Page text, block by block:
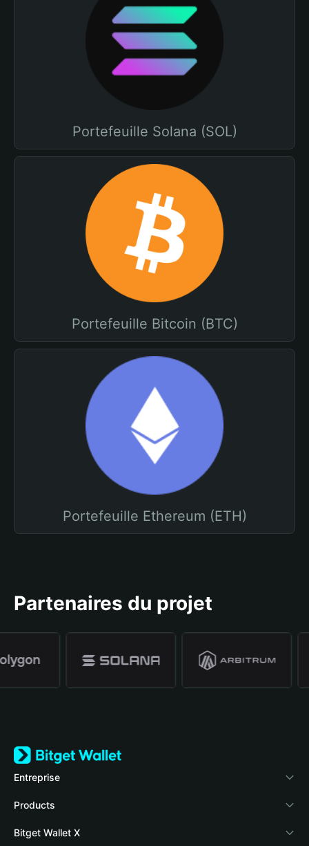
Portefeuille Solana (SOL)
Portefeuille Bitcoin (BTC)
Portefeuille Ethereum (ETH)
Partenaires du projet
Entreprise
À propos de Bitget Wallet
Blog
Products
Crypto Card
Bitget Wallet X